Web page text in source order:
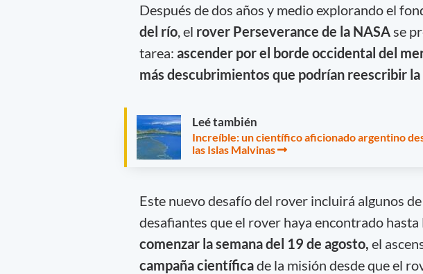
Después de dos años y medio explorando el
del río, el rover Perseverance de la NASAse
tarea: ascender por el borde occidental del
más descubrimientos que podrían reescribir
Leé también
Increíble: un científico aficionado argentino
las Islas Malvinas
Este nuevo desafío del rover incluirá algunos
desafiantes que el rover haya encontrado
comenzar la semana del 19 de agosto, el
campaña científicade la misión desde que el